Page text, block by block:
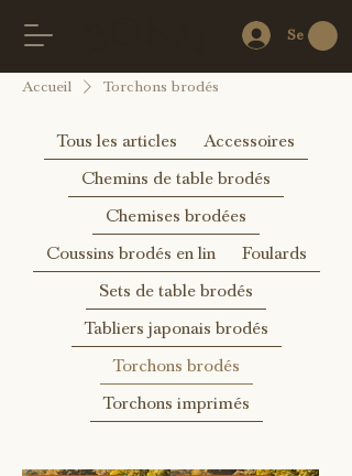
Se
Accueil Torchons brodés
Tous les articles
Accessoires
Chemins de table brodés
Chemises brodées
Coussins brodés en lin
Foulards
Sets de table brodés
Tabliers japonais brodés
Torchons brodés
Torchons imprimés